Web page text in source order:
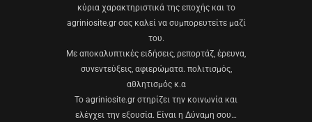
κύρια χαρακτηριστικά της εποχής και το
agriniosite.gr σας καλεί να συμπορευτείτε μαζί
του.
Με αποκαλυπτικές ειδήσεις, ρεπορτάζ, έρευνα,
συνεντεύξεις, αφιερώματα. πολιτισμός,
αθλητισμός κ.α
Το agriniosite.gr στηρίζει την κοινωνία και
ελέγχει την εξουσία. Είναι η Δύναμη σου…